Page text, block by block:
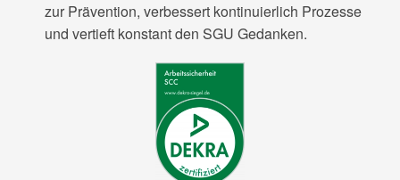
zur Prävention, verbessert kontinuierlich Prozesse
und vertieft konstant den SGU Gedanken.